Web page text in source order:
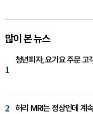
많이 본 뉴스
1
청년피자, 요기요 주문 고
2 허리 MRI는 정상인데 계